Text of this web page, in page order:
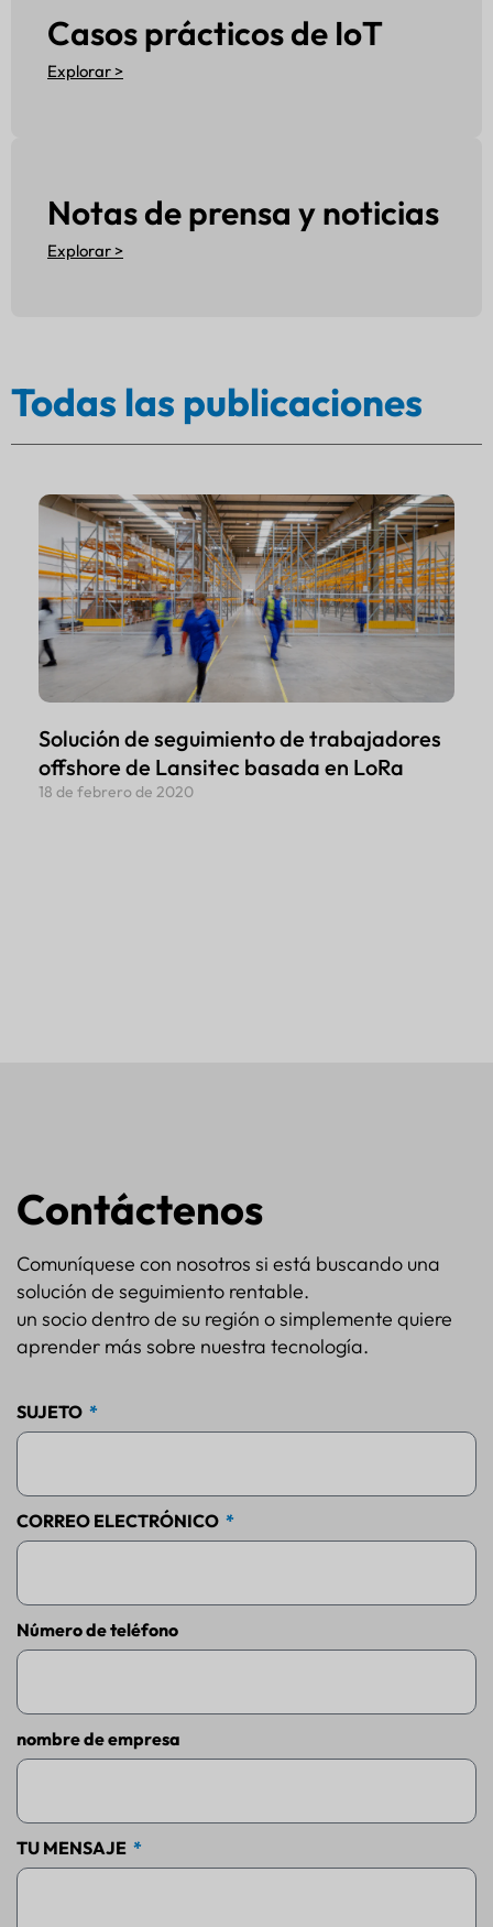
Casos prácticos de IoT
Explorar >
Notas de prensa y noticias
Explorar >
Todas las publicaciones
Solución de seguimiento de trabajadores
offshore de Lansitec basada en LoRa
18 de febrero de 2020
Contáctenos
Comuníquese con nosotros si está buscando una
solución de seguimiento rentable.
un socio dentro de su región o simplemente quiere
aprender más sobre nuestra tecnología.
SUJETO
CORREO ELECTRÓNICO
Número de teléfono
nombre de empresa
TU MENSAJE